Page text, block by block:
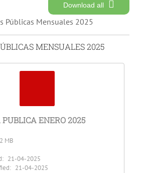
Download all
Públicas Mensuales 2025
MENSUALES 2025
PUBLICA ENERO 2025
MB
21-04-2025
21-04-2025